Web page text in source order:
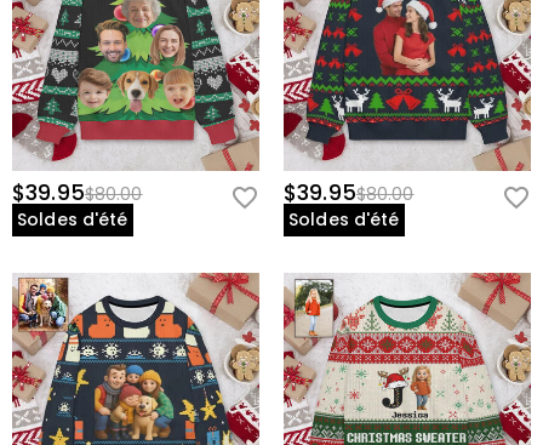
$39.95$80.00
Soldes d'été
$39.95$80.00
Soldes d'été